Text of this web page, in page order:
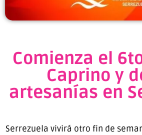
Comienza el
Caprino y
artesanías en
Serrezuela vivirá otro fin de